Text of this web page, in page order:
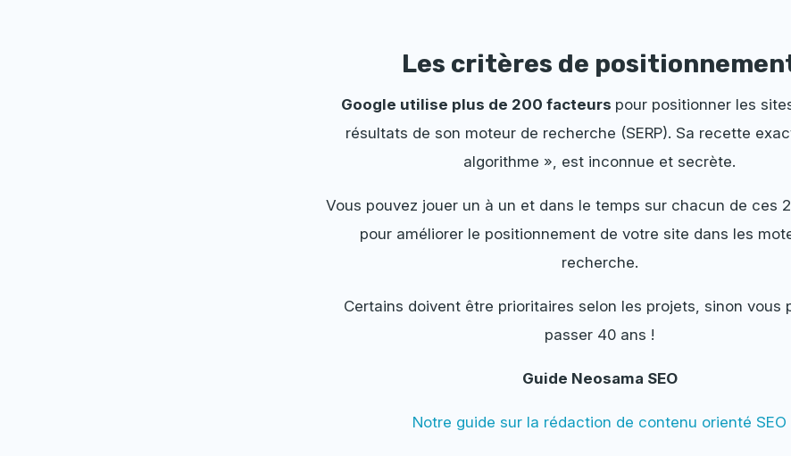
Les critères de
Google utilise plus de 200 facteurs pour positionner les
résultats de son moteur de recherche (SERP). Sa recette
algorithme », est inconnue et secrète.
Vous pouvez jouer un à un et dans le temps sur chacun de ces
pour améliorer le positionnement de votre site dans les
recherche.
Certains doivent être prioritaires selon les projets, sinon vous
passer 40 ans !
Guide Neosama SEO
Notre guide sur la rédaction de contenu orienté SEO